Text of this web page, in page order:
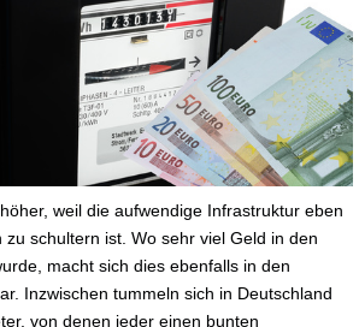
weil die aufwendige Infrastruktur eben
schultern ist. Wo sehr viel Geld in den
macht sich dies ebenfalls in den
Inzwischen tummeln sich in Deutschland
von denen jeder einen bunten